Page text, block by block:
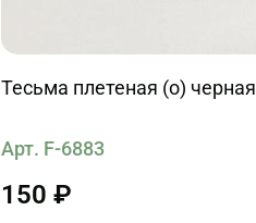
Тесьма плетеная (о) черная
Арт. F-6883
150 ₽